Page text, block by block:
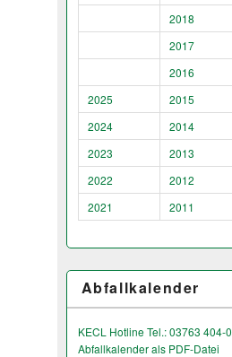
2018
2017
2016
2025
2015
2024
2014
2023
2013
2022
2012
2021
2011
Abfallkalender
KECL Hotline Tel.: 03763 404-0
Abfallkalender als PDF-Datei